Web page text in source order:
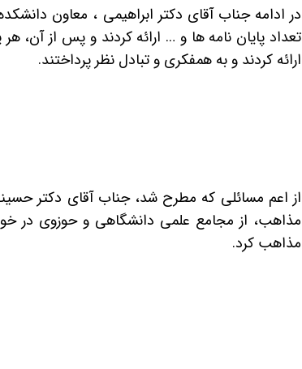
در ادامه جناب آقای دکتر ابراهیمی ، معاون
تعداد پایان نامه ها و … ارائه کردند و پس از
ارائه کردند و به همفکری و تبادل نظر پرداختند.
از اعم مسائلی که مطرح شد، جناب آقای دکتر
مذاهب، از مجامع علمی دانشگاهی و حوزوی در
مذاهب کرد.